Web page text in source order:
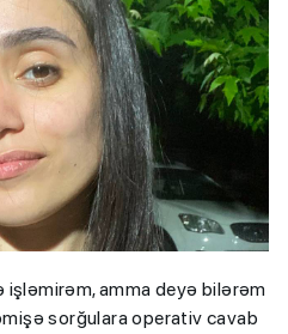
işləmirəm, amma deyə bilərəm
sorğulara operativ cavab